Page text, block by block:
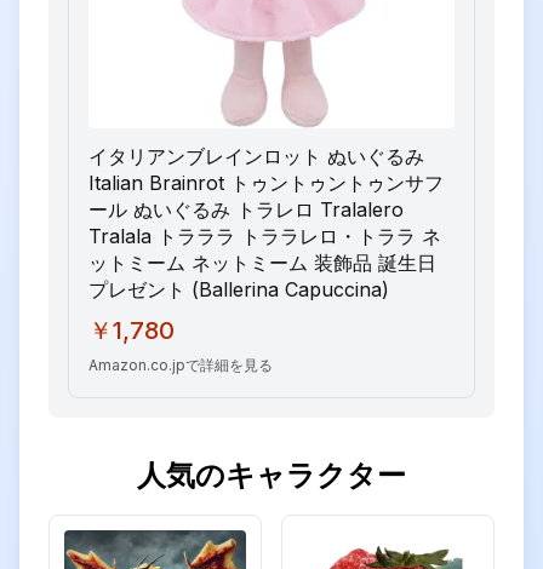
イタリアンブレインロット ぬいぐるみ
Italian Brainrot トゥントゥントゥンサフ
ール ぬいぐるみ トラレロ Tralalero
Tralala トラララ トララレロ・トララ ネ
ットミーム ネットミーム 装飾品 誕生日
プレゼント (Ballerina Capuccina)
￥1,780
Amazon.co.jpで詳細を見る
人気のキャラクター